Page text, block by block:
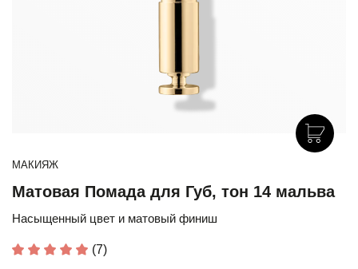
МАКИЯЖ
Матовая Помада для Губ, тон 14 мальва
Насыщенный цвет и матовый финиш
(7)